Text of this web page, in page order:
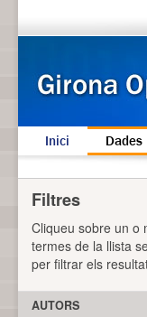
Inici Dades
Filtres
Cliqueu sobre un o
termes de la llista
per filtrar els
AUTORS